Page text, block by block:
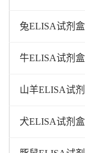
兔ELISA试剂盒
牛ELISA试剂盒
山羊ELISA试
犬ELISA试剂盒